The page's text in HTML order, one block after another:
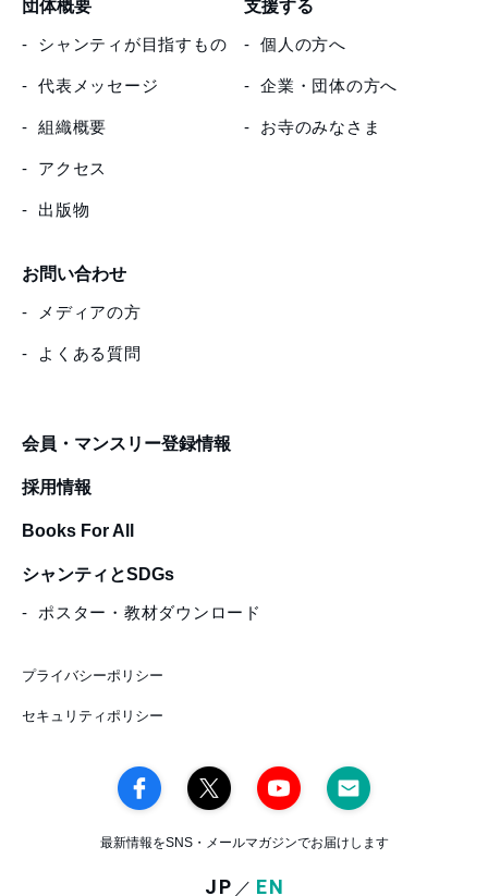
団体概要
シャンティが目指すもの
代表メッセージ
組織概要
アクセス
出版物
支援する
個人の方へ
企業・団体の方へ
お寺のみなさま
お問い合わせ
メディアの方
よくある質問
会員・マンスリー登録情報
採用情報
Books For All
シャンティとSDGs
ポスター・教材ダウンロード
プライバシーポリシー
セキュリティポリシー
最新情報をSNS・メールマガジンでお届けします
JP／ EN